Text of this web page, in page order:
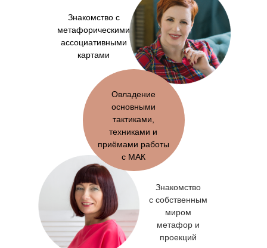
Знакомство с
метафорическими
ассоциативными
картами
Знакомство
с собственным
миром
метафор и
проекций
Овладение
основными
тактиками,
техниками и
приёмами работы
с МАК